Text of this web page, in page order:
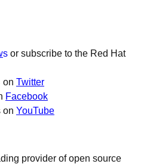
s or subscribe to the Red Hat
on Twitter
Facebook
on YouTube
provider of open source